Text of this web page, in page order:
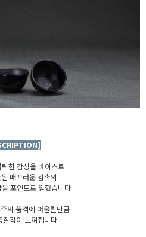
한 감성을 베이스로
매끄러운 감촉의
포인트로 입혔습니다.
의 품격에 어울릴만큼
질감이 느껴집니다.